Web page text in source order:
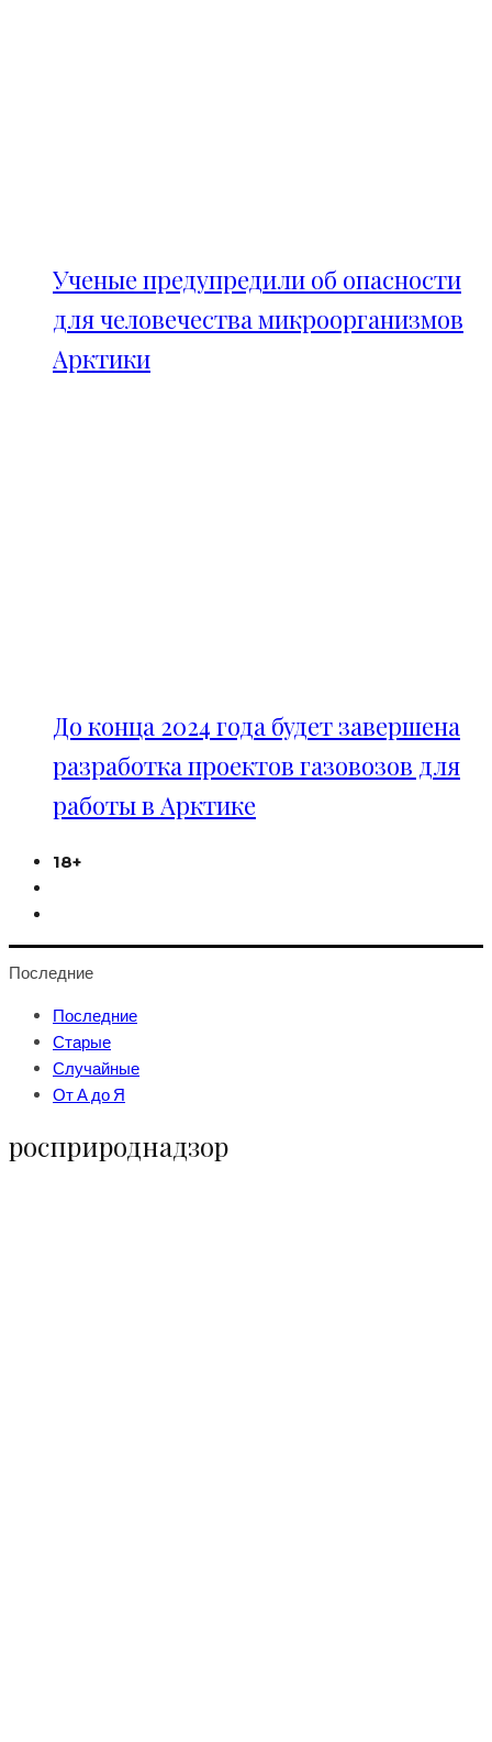
Ученые предупредили об опасности
для человечества микроорганизмов
Арктики
До конца 2024 года будет завершена
разработка проектов газовозов для
работы в Арктике
18+
Последние
Последние
Старые
Случайные
От А до Я
росприроднадзор